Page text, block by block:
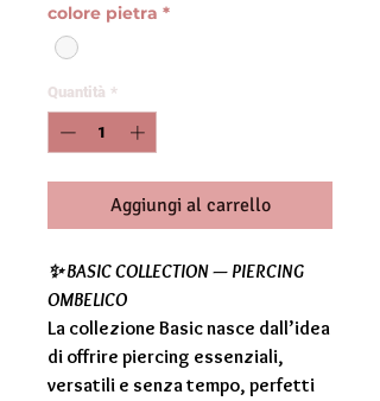
colore pietra *
Quantità *
Aggiungi al carrello
✨ BASIC COLLECTION — PIERCING
OMBELICO
La collezione Basic nasce dall’idea
di offrire piercing essenziali,
versatili e senza tempo, perfetti